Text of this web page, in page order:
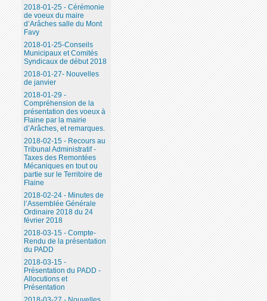
2018-01-25 - Cérémonie
de voeux du maire
d’Arâches salle du Mont
Favy
2018-01-25-Conseils
Municipaux et Comités
Syndicaux de début 2018
2018-01-27- Nouvelles
de janvier
2018-01-29 -
Compréhension de la
présentation des voeux à
Flaine par la mairie
d’Arâches, et remarques.
2018-02-15 - Recours au
Tribunal Administratif -
Taxes des Remontées
Mécaniques en tout ou
partie sur le Territoire de
Flaine
2018-02-24 - Minutes de
l’Assemblée Générale
Ordinaire 2018 du 24
février 2018
2018-03-15 - Compte-
Rendu de la présentation
du PADD
2018-03-15 -
Présentation du PADD -
Allocutions et
Présentation